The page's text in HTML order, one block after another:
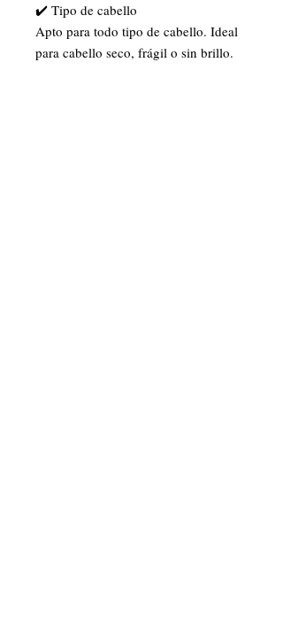
✔️ Tipo de cabello
Apto para todo tipo de cabello. Ideal
para cabello seco, frágil o sin brillo.